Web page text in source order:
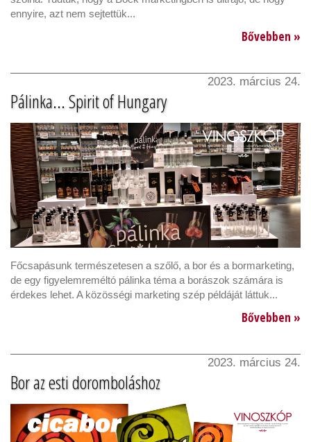
ennyire, azt nem sejtettük...
Bővebben »
2023. március 24.
Pálinka... Spirit of Hungary
Főcsapásunk természetesen a szőlő, a bor és a bormarketing,
de egy figyelemreméltó pálinka téma a borászok számára is
érdekes lehet. A közösségi marketing szép példáját láttuk...
Bővebben »
2023. március 24.
Bor az esti doromboláshoz